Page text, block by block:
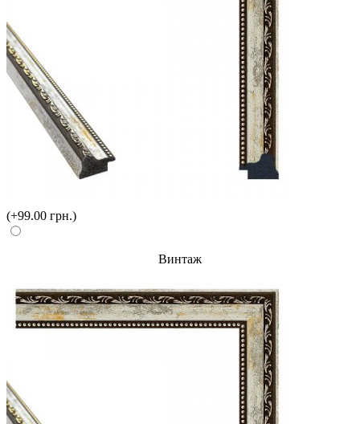
(+99.00 грн.)
Винтаж